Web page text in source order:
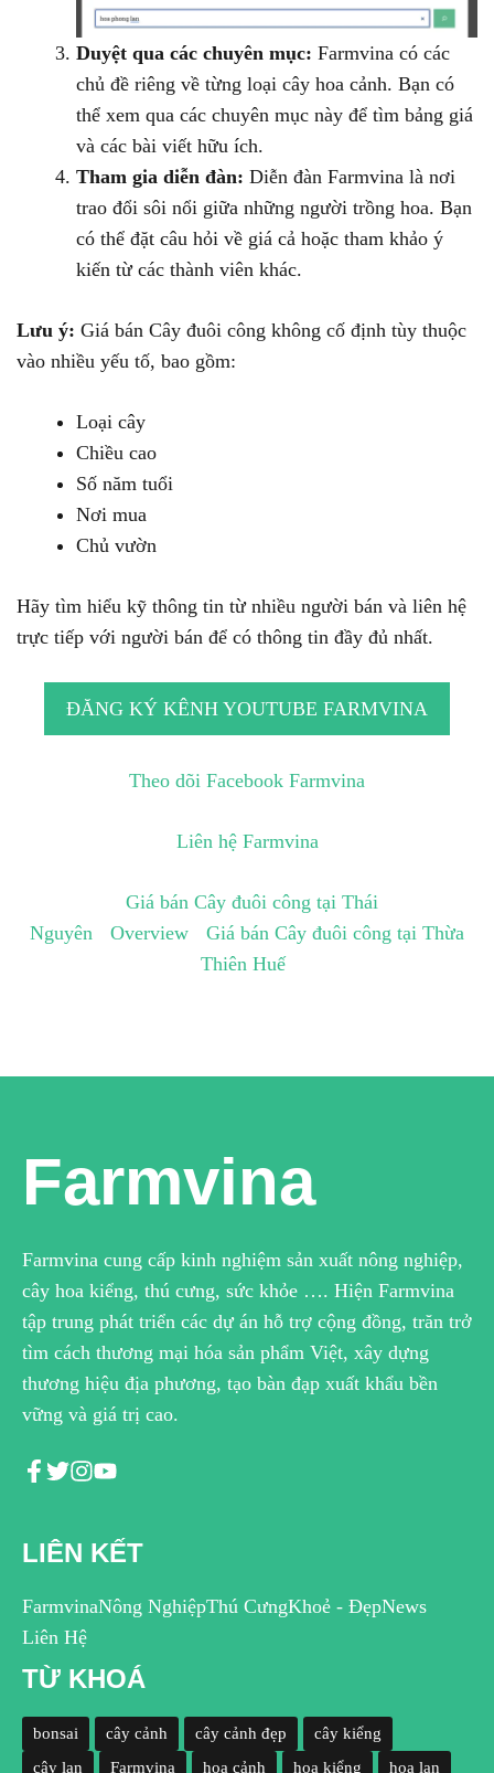
Duyệt qua các chuyên mục: Farmvina có các
chủ đề riêng về từng loại cây hoa cảnh. Bạn có
thể xem qua các chuyên mục này để tìm bảng giá
và các bài viết hữu ích.
Tham gia diễn đàn: Diễn đàn Farmvina là nơi
trao đổi sôi nổi giữa những người trồng hoa. Bạn
có thể đặt câu hỏi về giá cả hoặc tham khảo ý
kiến từ các thành viên khác.
Lưu ý: Giá bán Cây đuôi công không cố định tùy thuộc
vào nhiều yếu tố, bao gồm:
Loại cây
Chiều cao
Số năm tuổi
Nơi mua
Chủ vườn
Hãy tìm hiểu kỹ thông tin từ nhiều người bán và liên hệ
trực tiếp với người bán để có thông tin đầy đủ nhất.
ĐĂNG KÝ KÊNH YOUTUBE FARMVINA
Theo dõi Facebook Farmvina
Liên hệ Farmvina
Giá bán Cây đuôi công tại Thái
Nguyên
Overview
Giá bán Cây đuôi công tại Thừa
Thiên Huế
Farmvina
Farmvina cung cấp kinh nghiệm sản xuất nông nghiệp,
cây hoa kiểng, thú cưng, sức khỏe …. Hiện Farmvina
tập trung phát triển các dự án hỗ trợ cộng đồng, trăn trở
tìm cách thương mại hóa sản phẩm Việt, xây dựng
thương hiệu địa phương, tạo bàn đạp xuất khẩu bền
vững và giá trị cao.
LIÊN KẾT
FarmvinaNông NghiệpThú CưngKhoẻ - ĐẹpNews
Liên Hệ
TỪ KHOÁ
bonsai cây cảnh cây cảnh đẹp
cây kiểng
cây lan
Farmvina hoa cảnh hoa kiểng hoa lan